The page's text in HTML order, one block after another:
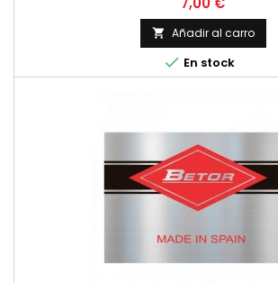
 Añadir al carro
 En stock